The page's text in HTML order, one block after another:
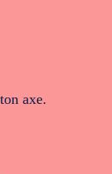
axe.